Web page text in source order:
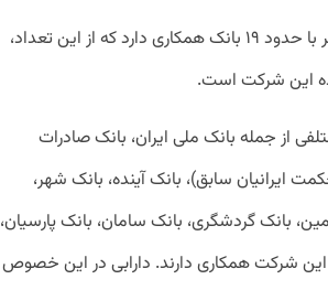
به گفته دارابی، شرکت توسن‎تکنو در حال حاضر با حدود ۱۹ بانک همکاری دارد که از این تعداد،
از جمله بانک ملی ایران، بانک صادرات
ایرانیان سابق)، بانک آینده، بانک شهر،
بانک گردشگری، بانک سامان، بانک پارسیان،
شرکت همکاری دارند. دارابی در این خصوص